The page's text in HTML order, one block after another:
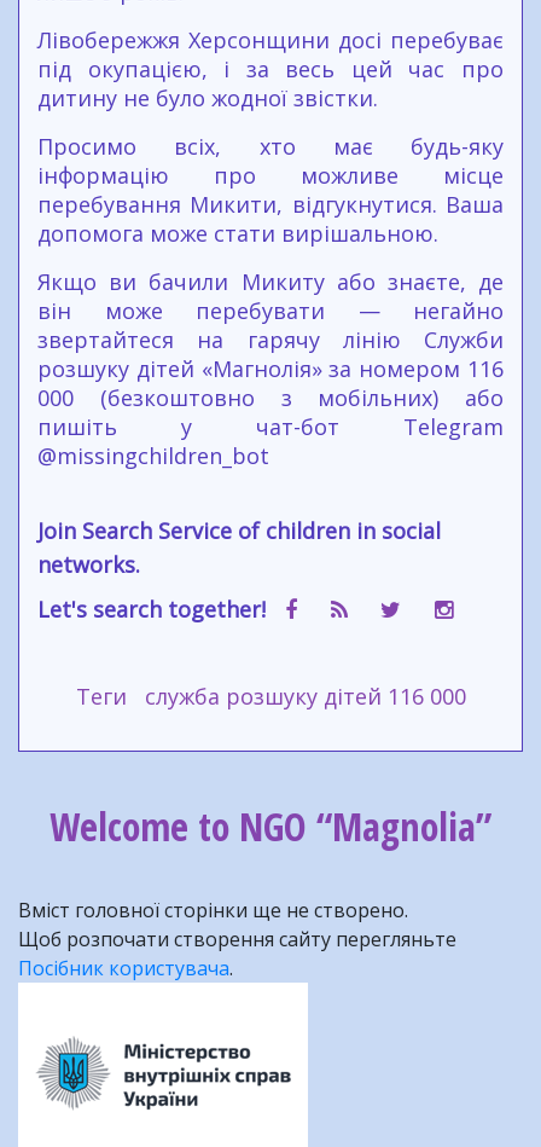
Лівобережжя Херсонщини досі перебуває
під окупацією, і за весь цей час про
дитину не було жодної звістки.
Просимо всіх, хто має будь-яку
інформацію про можливе місце
перебування Микити, відгукнутися. Ваша
допомога може стати вирішальною.
Якщо ви бачили Микиту або знаєте, де
він може перебувати — негайно
звертайтеся на гарячу лінію Служби
розшуку дітей «Магнолія» за номером 116
000 (безкоштовно з мобільних) або
пишіть у чат-бот Telegram
@missingchildren_bot
Join Search Service of children in social
networks.
Let's search together!
Теги служба розшуку дітей 116 000
Welcome to NGO “Magnolia”
Вміст головної сторінки ще не створено.
Щоб розпочати створення сайту перегляньте
Посібник користувача.